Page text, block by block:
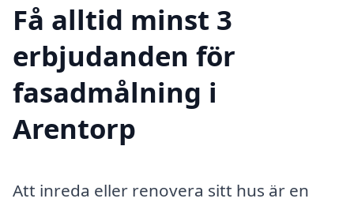
Få alltid minst 3
erbjudanden för
fasadmålning i
Arentorp
Att inreda eller renovera sitt hus är en